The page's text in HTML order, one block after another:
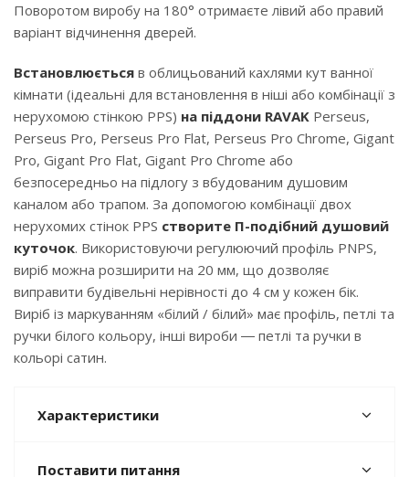
Поворотом виробу на 180° отримаєте лівий або правий
варіант відчинення дверей.
Встановлюється в облицьований кахлями кут ванної
кімнати (ідеальні для встановлення в ніші або комбінації з
нерухомою стінкою PPS) на піддони RAVAK Perseus,
Perseus Pro, Perseus Pro Flat, Perseus Pro Chrome, Gigant
Pro, Gigant Pro Flat, Gigant Pro Chrome або
безпосередньо на підлогу з вбудованим душовим
каналом або трапом. За допомогою комбінації двох
нерухомих стінок PPS створите П-подібний душовий
куточок. Використовуючи регулюючий профіль PNPS,
виріб можна розширити на 20 мм, що дозволяє
виправити будівельні нерівності до 4 см у кожен бік.
Виріб із маркуванням «білий / білий» має профіль, петлі та
ручки білого кольору, інші вироби ― петлі та ручки в
кольорі сатин.
Характеристики
Поставити питання